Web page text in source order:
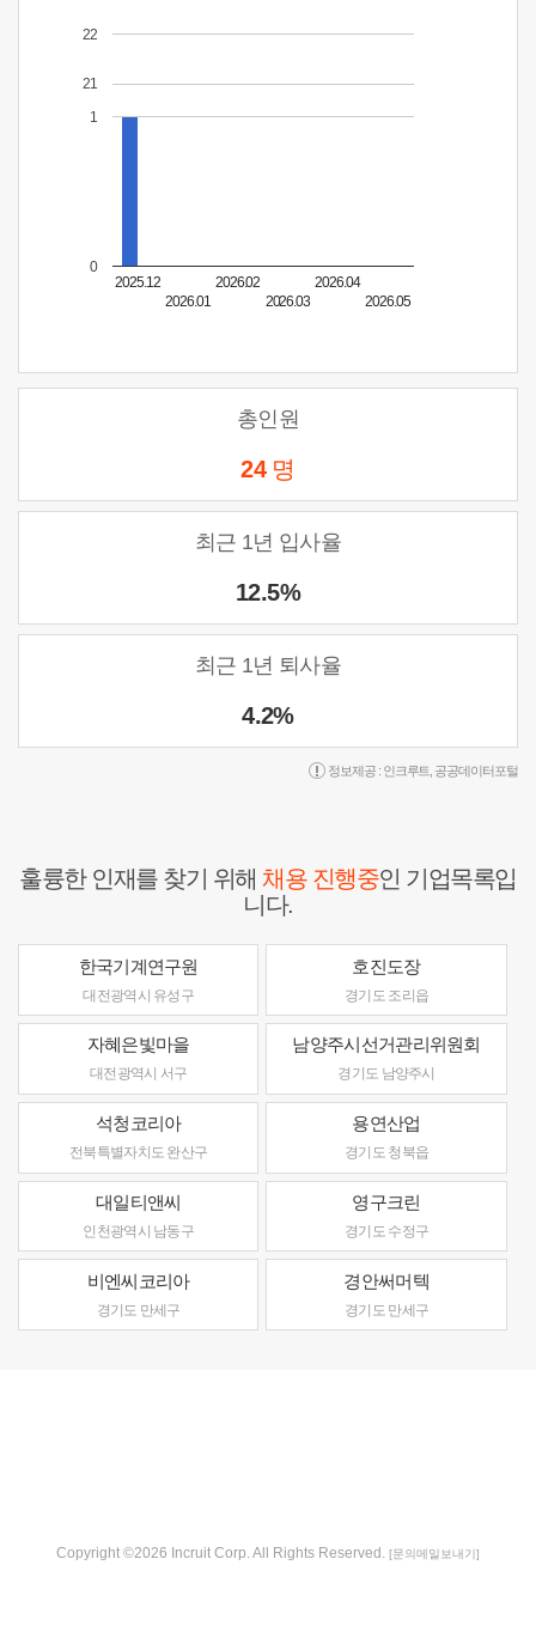
2025.12
2026.01
2026.02
2026.03
2026.04
2026.05
0
1
21
22
총인원
24 명
최근 1년 입사율
12.5%
최근 1년 퇴사율
4.2%
정보제공 : 인크루트 공공데이터포털
훌륭한 인재를 찾기 위해채용 진행중인 기업목록입
니다.
한국기계연구원
대전광역시 유성구
호진도장
경기도 조리읍
자혜은빛마을
대전광역시 서구
남양주시선거관리위원회
경기도 남양주시
석청코리아
전북특별자치도 완산구
용연산업
경기도 청북읍
대일티앤씨
인천광역시 남동구
영구크린
경기도 수정구
비엔씨코리아
경기도 만세구
경안써머텍
경기도 만세구
Copyright ©2026 Incruit Corp. All Rights Reserved. [문의메일보내기]